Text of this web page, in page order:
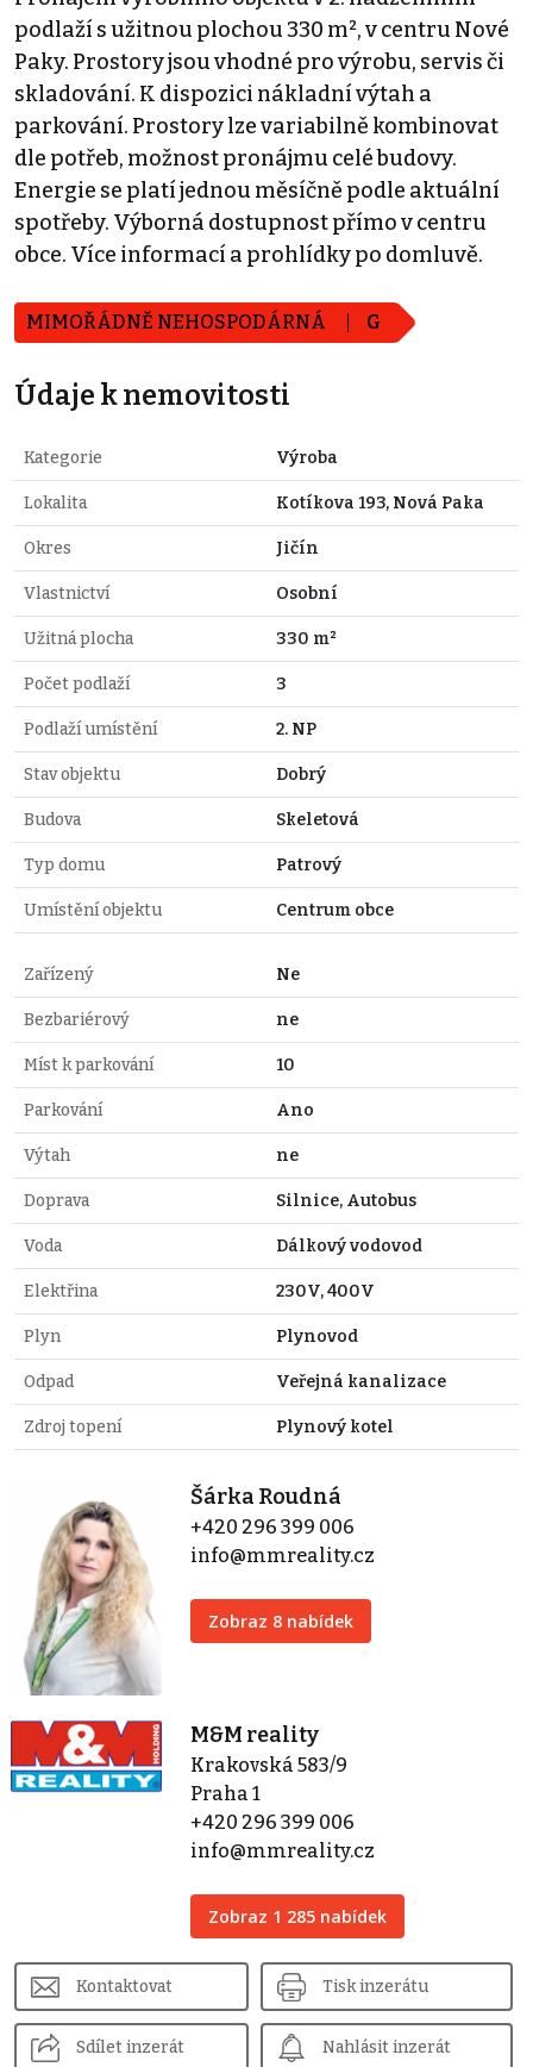
podlaží s užitnou plochou 330 m², v centru Nové
Paky. Prostory jsou vhodné pro výrobu, servis či
skladování. K dispozici nákladní výtah a
parkování. Prostory lze variabilně kombinovat
dle potřeb, možnost pronájmu celé budovy.
Energie se platí jednou měsíčně podle aktuální
spotřeby. Výborná dostupnost přímo v centru
obce. Více informací a prohlídky po domluvě.
MIMOŘÁDNĚ NEHOSPODÁRNÁ G
Údaje k nemovitosti
Kategorie Výroba
Lokalita Kotíkova 193, Nová Paka
Okres Jičín
Vlastnictví Osobní
Užitná plocha 330 m²
Počet podlaží 3
Podlaží umístění 2. NP
Stav objektu Dobrý
Budova Skeletová
Typ domu Patrový
Umístění objektu Centrum obce
Zařízený Ne
Bezbariérový ne
Míst k parkování 10
Parkování Ano
Výtah ne
Doprava Silnice, Autobus
Voda Dálkový vodovod
Elektřina 230V, 400V
Plyn Plynovod
Odpad Veřejná kanalizace
Zdroj topení Plynový kotel
Šárka Roudná
+420 296 399 006
info@mmreality.cz
Zobraz 8 nabídek
M&M reality
Krakovská 583/9
Praha 1
+420 296 399 006
info@mmreality.cz
Zobraz 1 285 nabídek
Kontaktovat Tisk inzerátu
Sdílet inzerát Nahlásit inzerát